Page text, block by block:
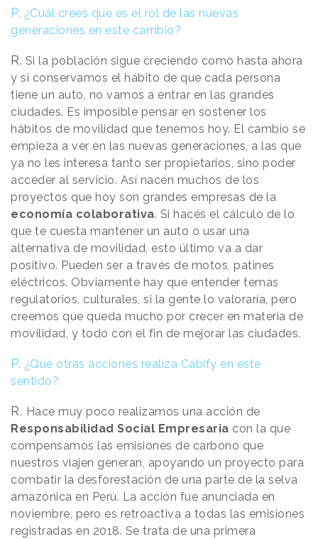
P. ¿Cuál crees que es el rol de las nuevas
generaciones en este cambio?
R. Si la población sigue creciendo como hasta ahora
y si conservamos el hábito de que cada persona
tiene un auto, no vamos a entrar en las grandes
ciudades. Es imposible pensar en sostener los
hábitos de movilidad que tenemos hoy. El cambio se
empieza a ver en las nuevas generaciones, a las que
ya no les interesa tanto ser propietarios, sino poder
acceder al servicio. Así nacen muchos de los
proyectos que hoy son grandes empresas de la
economía colaborativa. Si hacés el cálculo de lo
que te cuesta mantener un auto o usar una
alternativa de movilidad, esto último va a dar
positivo. Pueden ser a través de motos, patines
eléctricos. Obviamente hay que entender temas
regulatorios, culturales, si la gente lo valoraría, pero
creemos que queda mucho por crecer en materia de
movilidad, y todo con el fin de mejorar las ciudades.
P. ¿Qué otras acciones realiza Cabify en este
sentido?
R. Hace muy poco realizamos una acción de
Responsabilidad Social Empresaria con la que
compensamos las emisiones de carbono que
nuestros viajen generan, apoyando un proyecto para
combatir la desforestación de una parte de la selva
amazónica en Perú. La acción fue anunciada en
noviembre, pero es retroactiva a todas las emisiones
registradas en 2018. Se trata de una primera